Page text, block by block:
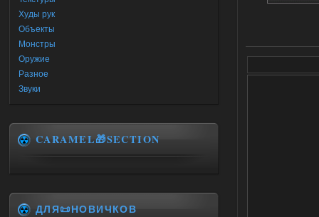
Худы рук
Объекты
Монстры
Оружие
Разное
Звуки
CARAMEL🎁SECTION
ДЛЯ📜НОВИЧКОВ